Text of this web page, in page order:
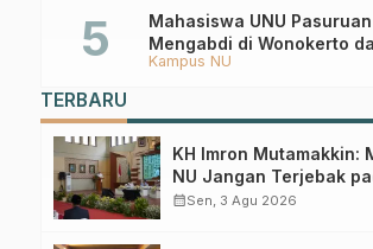
Kampus NU
Mahasiswa UNU
Mengabdi di Wonokerto
Ombo Wetan Berikut
TERBARU
KH Imron Mutamakkin:
NU Jangan Terjebak
Perebutan Kursi Ketua
calendar_monthSen, 3 Agu 2026